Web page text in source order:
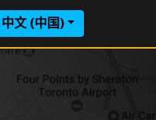
中文 (中国)